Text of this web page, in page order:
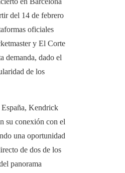
del 14 de febrero
oficiales
y El Corte
demanda, dado el
de los
España, Kendrick
su conexión con el
una oportunidad
de dos de los
panorama